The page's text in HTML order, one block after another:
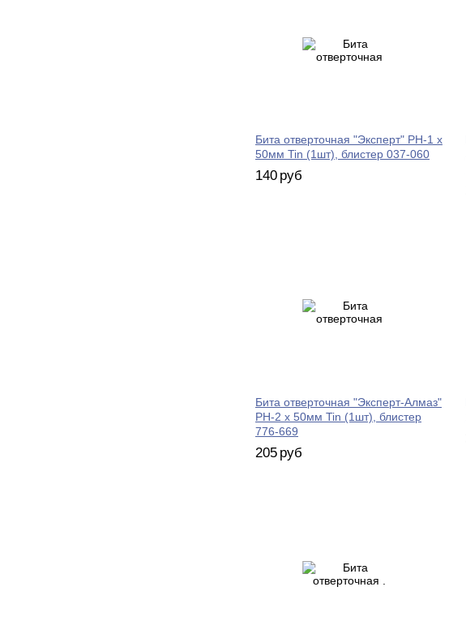
Бита отверточная "Эксперт" PH-1 х
50мм Tin (1шт), блистер 037-060
140 руб
Бита отверточная "Эксперт-Алмаз"
PH-2 х 50мм Tin (1шт), блистер
776-669
205 руб